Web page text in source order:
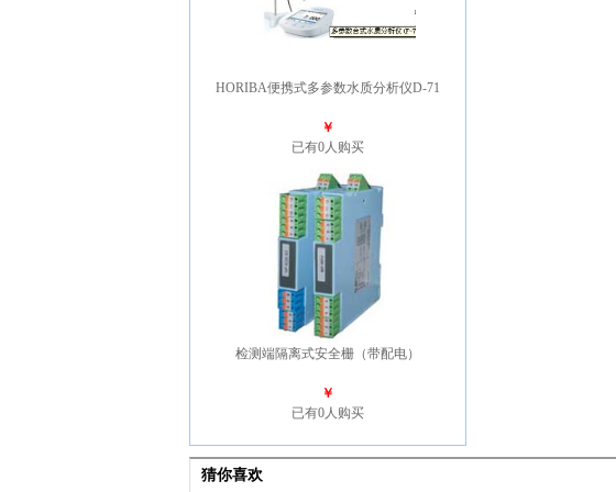
HORIBA便携式多参数水质分析仪D-71
￥
已有0人购买
检测端隔离式安全栅（带配电）
￥
已有0人购买
猜你喜欢